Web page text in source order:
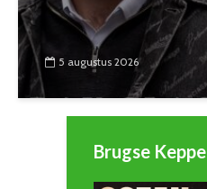
5 augustus 2026
Brugse Keppe